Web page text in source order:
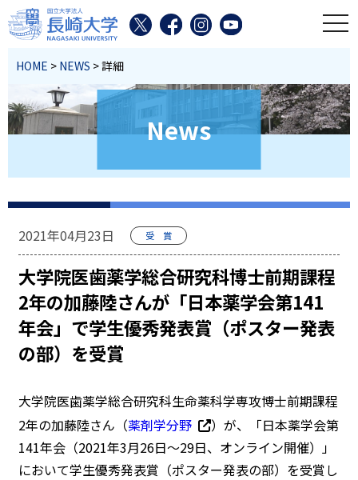
HOME > NEWS > 詳細
News
2021年04月23日 受 賞
大学院医歯薬学総合研究科博士前期課程
2年の加藤陸さんが「日本薬学会第141
年会」で学生優秀発表賞（ポスター発表
の部）を受賞
大学院医歯薬学総合研究科生命薬科学専攻博士前期課程
2年の加藤陸さん（薬剤学分野
）が、「日本薬学会第
141年会（2021年3月26日～29日、オンライン開催）」
において学生優秀発表賞（ポスター発表の部）を受賞し